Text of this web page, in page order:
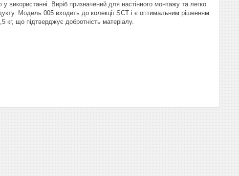
Виріб призначений для настінного монтажу та легко
Модель 005 входить до колекції SCT і є оптимальним рішенням
кг, що підтверджує добротність матеріалу.